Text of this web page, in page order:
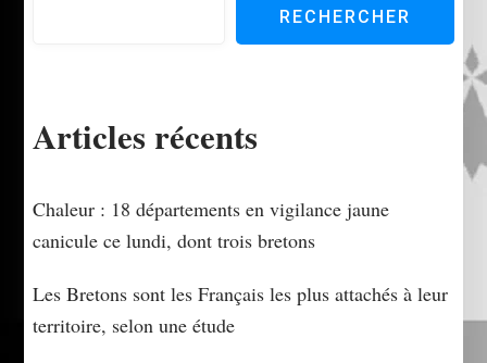
RECHERCHER
Articles récents
Chaleur : 18 départements en vigilance jaune
canicule ce lundi, dont trois bretons
Les Bretons sont les Français les plus attachés à leur
territoire, selon une étude